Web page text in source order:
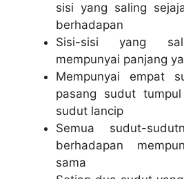
sisi yang saling
berhadapan
Sisi-sisi yang
mempunyai panjang
Mempunyai empat
pasang sudut
sudut lancip
Semua sudut-
berhadapan
sama